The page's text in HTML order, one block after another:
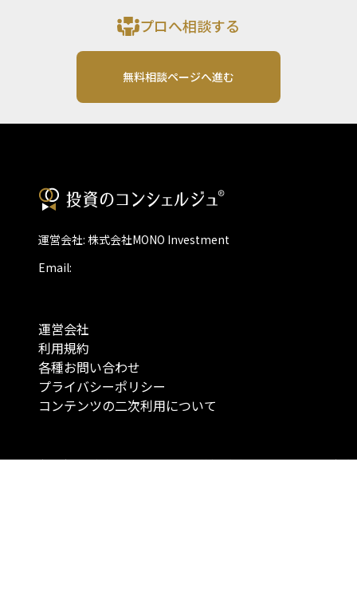
プロへ相談する
無料相談ページへ進む
運営会社: 株式会社MONO Investment
Email:
運営会社
利用規約
各種お問い合わせ
プライバシーポリシー
コンテンツの二次利用について
当メディアで提供するコンテンツは、情報の提供を目的としており、投資